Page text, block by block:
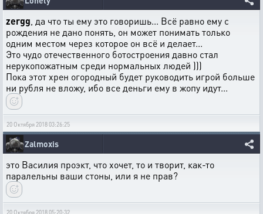
zergg , да что ты ему это говоришь... Всё равно ему с
рождения не дано понять, он может понимать только
одним местом через которое он всё и делает...
Это чудо отечественного ботостроения давно стал
нерукопожатным среди нормальных людей )))
Пока этот хрен огородный будет руководить игрой больше
ни рубля не вложу, ибо все деньги ему в жопу идут...
20 Октября 2018 03:26:25
Zalmoxis
это Василия проэкт, что хочет, то и творит, как-то
паралельны ваши стоны, или я не прав?
20 Октября 2018 05:20:32